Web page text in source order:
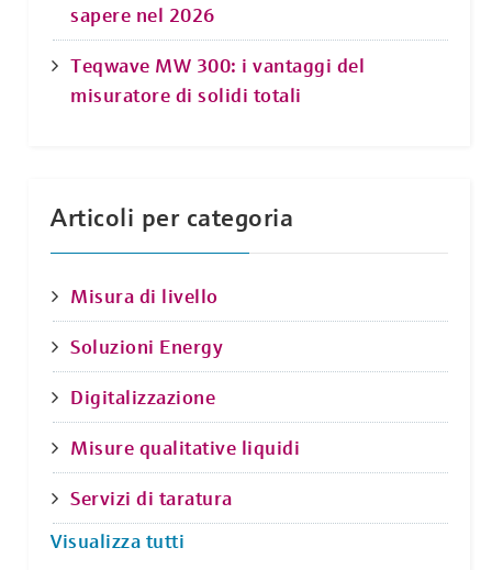
sapere nel 2026
Teqwave MW 300: i vantaggi del
misuratore di solidi totali
Articoli per categoria
Misura di livello
Soluzioni Energy
Digitalizzazione
Misure qualitative liquidi
Servizi di taratura
Visualizza tutti